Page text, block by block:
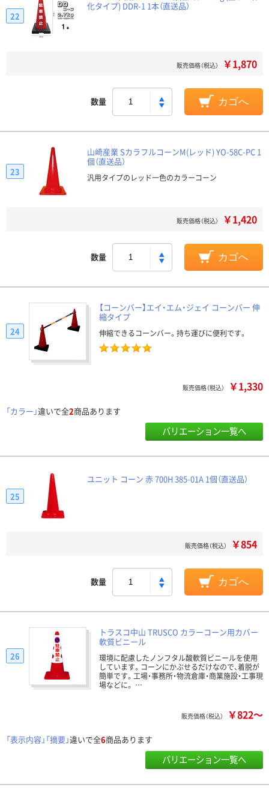
化タイプ) DDR-1 1本（直送品）
22
販売価格（税込） ￥1,870
数量 カゴへ
山崎産業 SカラフルコーンM(レッド) YO-58C-PC 1
個（直送品）
汎用タイプのレッド一色のカラーコーン
23
販売価格（税込） ￥1,420
数量 カゴへ
【コーンバー】エイ・エム・ジェイ コーンバー 伸
縮タイプ
伸縮できるコーンバー。持ち運びに便利です。
24
販売価格（税込） ￥1,330
「カラー」違いで全2商品あります
バリエーション一覧へ
ユニット コーン 赤 700H 385-01A 1個（直送品）
25
販売価格（税込） ￥854
数量 カゴへ
トラスコ中山 TRUSCO カラーコーン用カバー
軟質ビニール
環境に配慮したノンフタル酸軟質ビニールを使用
しています。コーンにかぶせるだけなので、着脱が
簡単です。工場・事務所・物流倉庫・商業施設・工事現
場などに。 …
26
販売価格（税込） ￥822～
「表示内容」「摘要」違いで全6商品あります
バリエーション一覧へ